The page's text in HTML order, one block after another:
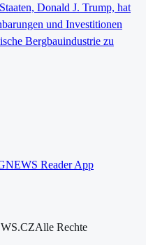
Donald J. Trump, hat
und Investitionen
Bergbauindustrie zu
Reader App
Alle Rechte